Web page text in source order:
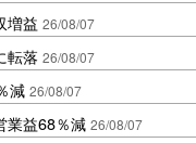
増益 26/08/07
転落 26/08/07
減 26/08/07
業益68％減 26/08/07